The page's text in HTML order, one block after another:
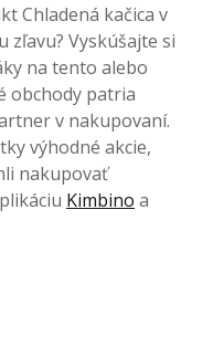
Chladená kačica v
zľavu? Vyskúšajte si
na tento alebo
obchody patria
v nakupovaní.
výhodné akcie,
nakupovať
Kimbino a